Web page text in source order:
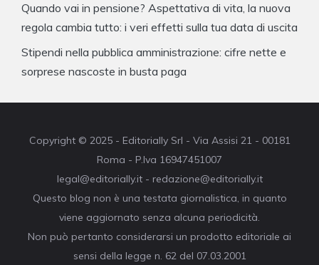
Quando vai in pensione? Aspettativa di vita, la nuova
regola cambia tutto: i veri effetti sulla tua data di uscita
Stipendi nella pubblica amministrazione: cifre nette e
sorprese nascoste in busta paga
Copyright © 2025 - Editorially Srl - Via Assisi 21 - 00181
Roma - P.Iva 16947451007
legal@editorially.it - redazione@editorially.it
Questo blog non è una testata giornalistica, in quanto
viene aggiornato senza alcuna periodicità.
Non può pertanto considerarsi un prodotto editoriale ai
sensi della legge n. 62 del 07.03.2001